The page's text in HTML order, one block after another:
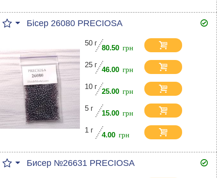
Бісер 26080 PRECIOSA
50 г
80.50
25 г
46.00
10 г
25.00
5 г
15.00
1 г
4.00
Бисер №26631 PRECIOSA